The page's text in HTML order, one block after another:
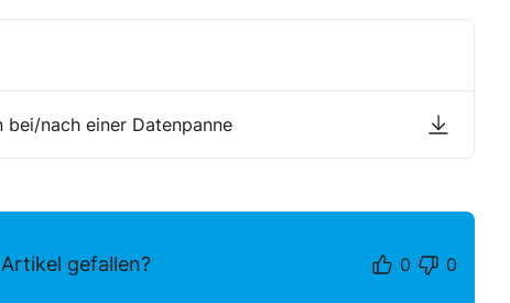
bei/nach einer Datenpanne
gefallen? 0 0